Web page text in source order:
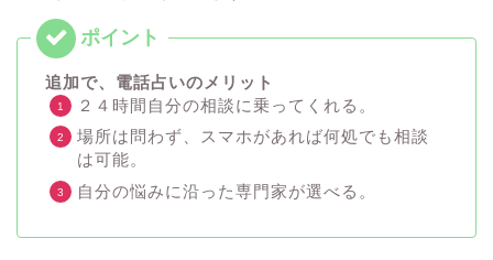
追加で、電話占いのメリット
２４時間自分の相談に乗ってくれる。
場所は問わず、スマホがあれば何処でも相談
は可能。
自分の悩みに沿った専門家が選べる。